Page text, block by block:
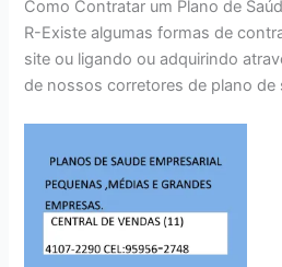
Como Contratar um Plano de
R-Existe algumas formas de
site ou ligando ou adquirindo
de nossos corretores de plano de